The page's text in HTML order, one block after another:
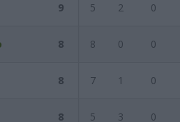
9 5 2 0
8 8 0 0
8 7 1 0
8 5 3 0